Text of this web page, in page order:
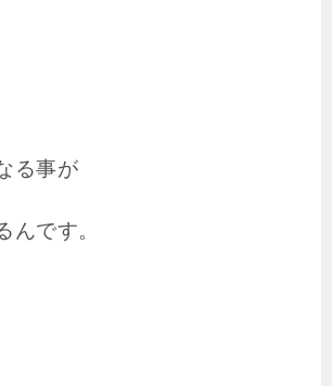
る事が
んです。